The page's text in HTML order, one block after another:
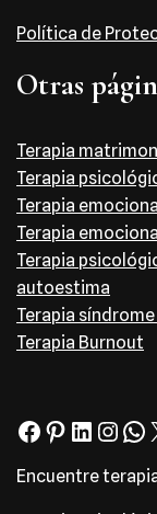
Política de
Otras
Terapia
Terapia
Terapia
Terapia
Terapia
autoestima
Terapia
Terapia Burnout
Encuentre